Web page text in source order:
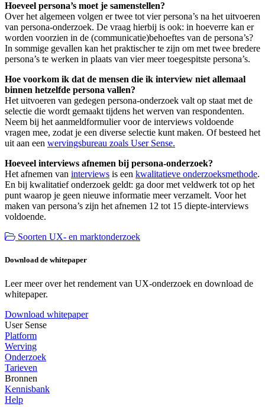
Hoeveel persona’s moet je samenstellen?
Over het algemeen volgen er twee tot vier persona’s na het uitvoeren
van persona-onderzoek. De vraag hierbij is ook: in hoeverre kan er
worden voorzien in de (communicatie)behoeftes van de persona’s?
In sommige gevallen kan het praktischer te zijn om met twee bredere
persona’s te werken in plaats van vier meer toegespitste persona’s.
Hoe voorkom ik dat de mensen die ik interview niet allemaal
binnen hetzelfde persona vallen?
Het uitvoeren van gedegen persona-onderzoek valt op staat met de
selectie die wordt gemaakt tijdens het werven van respondenten.
Neem bij het aanmeldformulier voor de interviews voldoende
vragen mee, zodat je een diverse selectie kunt maken. Of besteed het
uit aan een wervingsbureau zoals User Sense.
Hoeveel interviews afnemen bij persona-onderzoek?
Het afnemen van interviews is een kwalitatieve onderzoeksmethode.
En bij kwalitatief onderzoek geldt: ga door met veldwerk tot op het
punt waarop je geen nieuwe informatie meer verzamelt. Voor het
maken van persona’s zijn het afnemen 12 tot 15 diepte-interviews
voldoende.
Soorten UX- en marktonderzoek
Download de whitepaper
Leer meer over het rendement van UX-onderzoek en download de
whitepaper.
Download whitepaper
User Sense
Platform
Werving
Onderzoek
Tarieven
Bronnen
Kennisbank
Help